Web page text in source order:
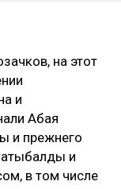
на этот
и
Абая
и прежнего
и
в том числе